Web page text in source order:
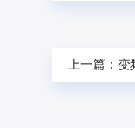
上一篇：变